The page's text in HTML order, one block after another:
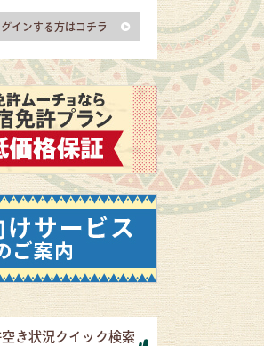
インする方はコチラ
き状況クイック検索